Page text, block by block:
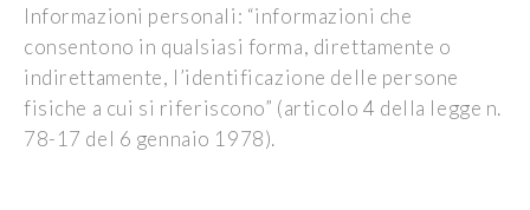
Informazioni personali: “informazioni che
consentono in qualsiasi forma, direttamente o
indirettamente, l’identificazione delle persone
fisiche a cui si riferiscono” (articolo 4 della legge n.
78-17 del 6 gennaio 1978).